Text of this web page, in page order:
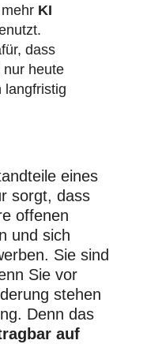
KI
dass
heute
langfristig
eines
sorgt, dass
offenen
und sich
Sie sind
Sie vor
stehen
Denn das
auf